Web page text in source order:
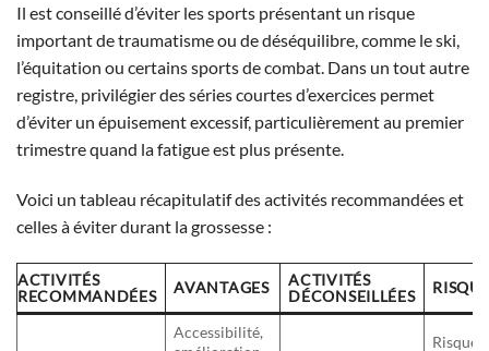
Il est conseillé d’éviter les sports présentant un risque
important de traumatisme ou de déséquilibre, comme le ski,
l’équitation ou certains sports de combat. Dans un tout autre
registre, privilégier des séries courtes d’exercices permet
d’éviter un épuisement excessif, particulièrement au premier
trimestre quand la fatigue est plus présente.
Voici un tableau récapitulatif des activités recommandées et
celles à éviter durant la grossesse :
ACTIVITÉS
RECOMMANDÉES
AVANTAGES
ACTIVITÉS
DÉCONSEILLÉES
Accessibilité,
Risque